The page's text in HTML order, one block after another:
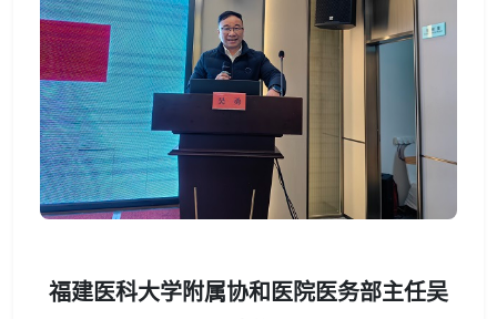
福建医科大学附属协和医院医务部主任吴